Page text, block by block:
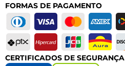
FORMAS DE PAGAMENTO
CERTIFICADOS DE SEGURANÇA